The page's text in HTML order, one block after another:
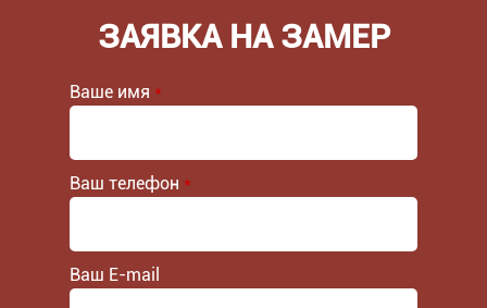
ЗАЯВКА НА ЗАМЕР
Ваше имя *
Ваш телефон *
Ваш E-mail